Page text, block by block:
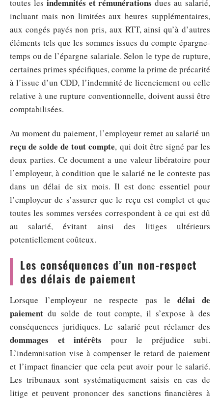
toutes les indemnités et rémunérations dues au salarié,
incluant mais non limitées aux heures supplémentaires,
aux congés payés non pris, aux RTT, ainsi qu’à d’autres
éléments tels que les sommes issues du compte épargne-
temps ou de l’épargne salariale. Selon le type de rupture,
certaines primes spécifiques, comme la prime de précarité
à l’issue d’un CDD, l’indemnité de licenciement ou celle
relative à une rupture conventionnelle, doivent aussi être
comptabilisées.
Au moment du paiement, l’employeur remet au salarié un
reçu de solde de tout compte, qui doit être signé par les
deux parties. Ce document a une valeur libératoire pour
l’employeur, à condition que le salarié ne le conteste pas
dans un délai de six mois. Il est donc essentiel pour
l’employeur de s’assurer que le reçu est complet et que
toutes les sommes versées correspondent à ce qui est dû
au salarié, évitant ainsi des litiges ultérieurs
potentiellement coûteux.
Les conséquences d’un non-respect
des délais de paiement
Lorsque l’employeur ne respecte pas le délai de
paiement du solde de tout compte, il s’expose à des
conséquences juridiques. Le salarié peut réclamer des
dommages et intérêts pour le préjudice subi.
L’indemnisation vise à compenser le retard de paiement
et l’impact financier que cela peut avoir pour le salarié.
Les tribunaux sont systématiquement saisis en cas de
litige et peuvent prononcer des sanctions financières à